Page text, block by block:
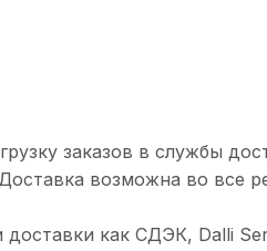
заказов в службы
возможна во все
как СДЭК, Dalli